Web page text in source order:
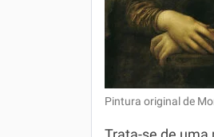
Pintura original de